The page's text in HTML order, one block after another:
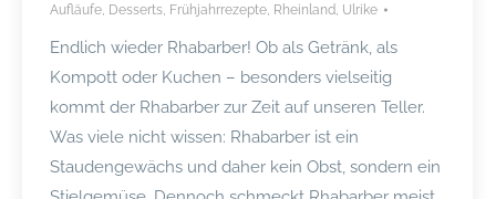
Aufläufe Desserts Frühjahrrezepte Rheinland Ulrike
Endlich wieder Rhabarber! Ob als Getränk, als
Kompott oder Kuchen – besonders vielseitig
kommt der Rhabarber zur Zeit auf unseren Teller.
Was viele nicht wissen: Rhabarber ist ein
Staudengewächs und daher kein Obst, sondern ein